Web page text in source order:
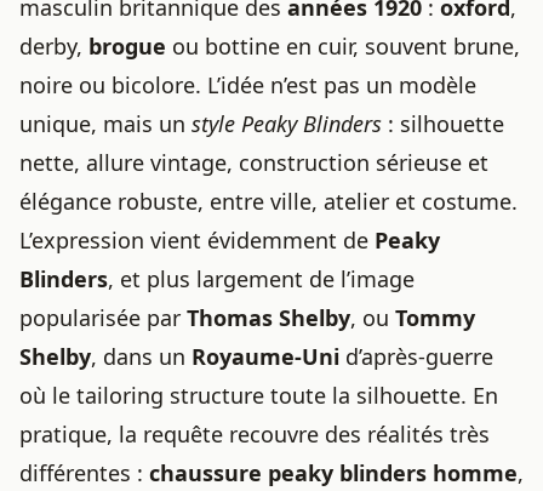
masculin britannique des années 1920 : oxford,
derby, brogue ou bottine en cuir, souvent brune,
noire ou bicolore. L’idée n’est pas un modèle
unique, mais un style Peaky Blinders : silhouette
nette, allure vintage, construction sérieuse et
élégance robuste, entre ville, atelier et costume.
L’expression vient évidemment de Peaky
Blinders, et plus largement de l’image
popularisée par Thomas Shelby, ou Tommy
Shelby, dans un Royaume-Uni d’après-guerre
où le tailoring structure toute la silhouette. En
pratique, la requête recouvre des réalités très
différentes : chaussure peaky blinders homme,